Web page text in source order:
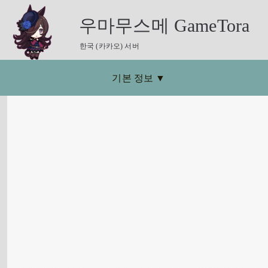
우마무스메 GameTora
한국 (카카오) 서버
기본 정보 ▼